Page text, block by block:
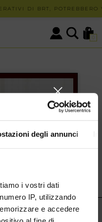
degli annunci
i vostri dati
IP, utilizzando
e accedere
DI BRT,
0
SOLO PRESSO I